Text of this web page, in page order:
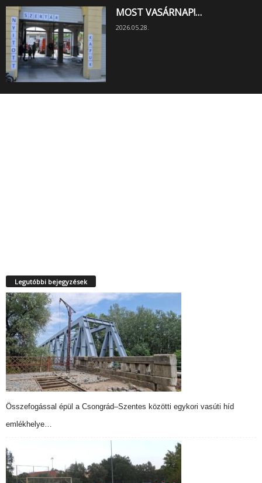
MOST VASÁRNAP!…
2026.05.28.
Legutóbbi bejegyzések
Összefogással épül a Csongrád–Szentes közötti egykori vasúti híd
emlékhelye…